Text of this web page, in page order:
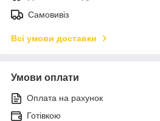
Самовивіз
Всі умови доставки
Умови оплати
Оплата на рахунок
Готівкою